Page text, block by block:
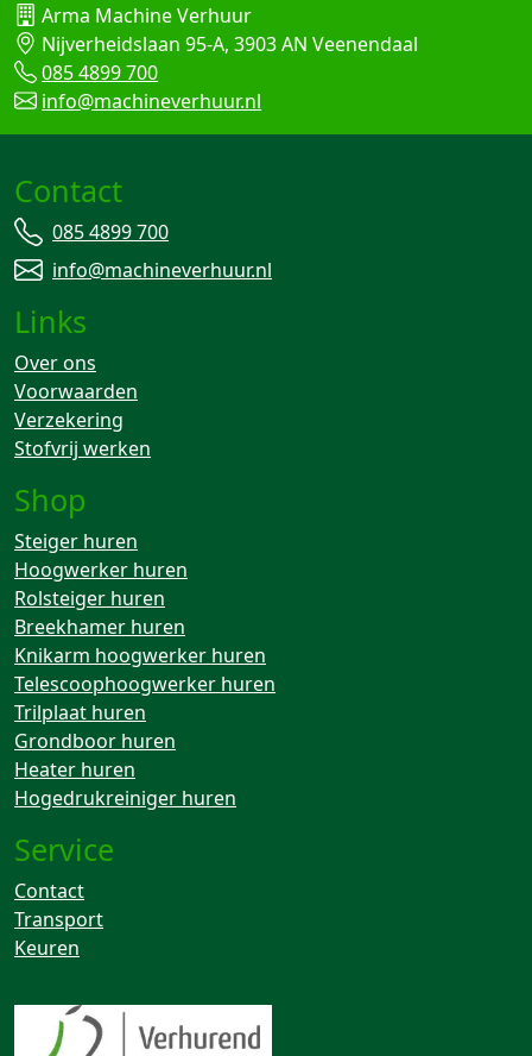
Arma Machine Verhuur
Nijverheidslaan 95-A, 3903 AN Veenendaal
085 4899 700
info@machineverhuur.nl
Contact
085 4899 700
info@machineverhuur.nl
Links
Over ons
Voorwaarden
Verzekering
Stofvrij werken
Shop
Steiger huren
Hoogwerker huren
Rolsteiger huren
Breekhamer huren
Knikarm hoogwerker huren
Telescoophoogwerker huren
Trilplaat huren
Grondboor huren
Heater huren
Hogedrukreiniger huren
Service
Contact
Transport
Keuren